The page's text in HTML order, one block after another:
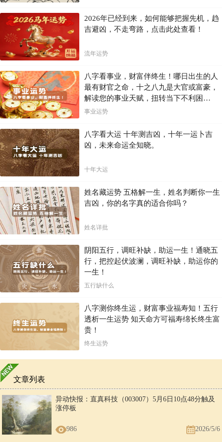
2026年已经到来，如何能够把握先机，趋
吉避凶，不走弯路，点击此处查看！
流年运势
八字看事业，财富伴终生！哪日出生的人
最有财官之命，十之八九是大官或富豪，
解读您的事业天赋，扭转当下不利困
局！！
事业运势
八字看大运 十年测吉凶，十年一运卜吉
凶，未来命运全知晓。
十年大运
姓名藏运势 五格解一生，姓名判断你一生
吉凶，你的名字真的适合你吗？
姓名详批
阴阳五行，调旺补缺，助运一生！通晓五
行，把控起伏波澜，调旺补缺，助运你的
一生！
五行缺什么
八字测你终生运，财富事业福寿知！五行
透析一生运势 知天命方可福寿绵长终生富
贵！
终生运势
文章列表
异动快报：直真科技（003007）5月6日10点48分触及
涨停板
986 2026/5/6